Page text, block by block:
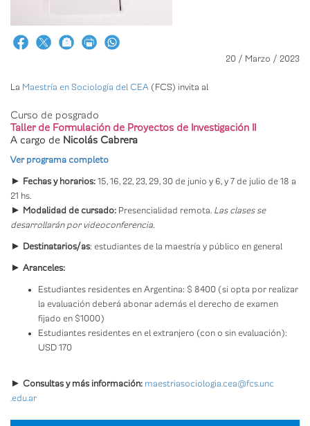
20 / Marzo / 2023
La Maestría en Sociología del CEA (FCS) invita al
Curso de posgrado
Taller de Formulación de Proyectos de Investigación II
A cargo de Nicolás Cabrera
Ver programa completo
► Fechas y horarios: 15, 16, 22, 23, 29, 30 de junio y 6, y 7 de julio de 18 a
21 hs.
► Modalidad de cursado: Presencialidad remota. Las clases se
desarrollarán por videoconferencia.
► Destinatarios/as: estudiantes de la maestría y público en general
► Aranceles:
Estudiantes residentes en Argentina: $ 8400 (si opta por realizar
la evaluación deberá abonar además el derecho de examen
fijado en $1000)
Estudiantes residentes en el extranjero (con o sin evaluación):
USD 170
► Consultas y más información: maestriasociologia.cea@fcs.unc
.edu.ar